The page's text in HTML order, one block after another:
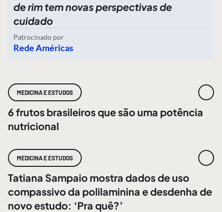
de rim tem novas perspectivas de
cuidado
Patrocinado por
Rede Américas
MEDICINA E ESTUDOS
6 frutos brasileiros que são uma potência
nutricional
MEDICINA E ESTUDOS
Tatiana Sampaio mostra dados de uso
compassivo da polilaminina e desdenha de
novo estudo: ‘Pra quê?’